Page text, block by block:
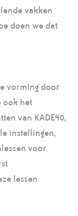
vakken
doen we dat
vorming door
ook het
van KADE40,
instellingen,
voor
lessen